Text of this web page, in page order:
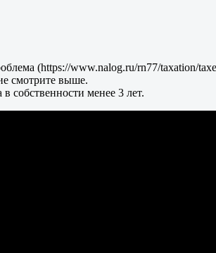
(https://www.nalog.ru/rn77/taxation/
смотрите выше.
собственности менее 3 лет.